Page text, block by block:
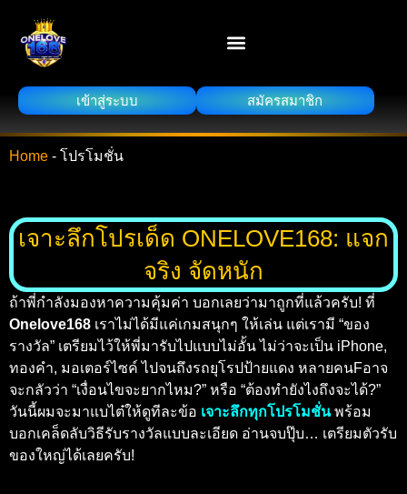
เข้าสู่ระบบ สมัครสมาชิก
Home - โปรโมชั่น
เจาะลึกโปรเด็ด ONELOVE168: แจก
จริง จัดหนัก
ถ้าพี่กำลังมองหาความคุ้มค่า บอกเลยว่ามาถูกที่แล้วครับ! ที่
Onelove168 เราไม่ได้มีแค่เกมสนุกๆ ให้เล่น แต่เรามี “ของ
รางวัล” เตรียมไว้ให้พี่มารับไปแบบไม่อั้น ไม่ว่าจะเป็น iPhone,
ทองคำ, มอเตอร์ไซค์ ไปจนถึงรถยุโรปป้ายแดง หลายคนFอาจ
จะกลัวว่า “เงื่อนไขจะยากไหม?” หรือ “ต้องทำยังไงถึงจะได้?”
วันนี้ผมจะมาแบไต๋ให้ดูทีละข้อ เจาะลึกทุกโปรโมชั่นพร้อม
บอกเคล็ดลับวิธีรับรางวัลแบบละเอียด อ่านจบปุ๊บ… เตรียมตัวรับ
ของใหญ่ได้เลยครับ!